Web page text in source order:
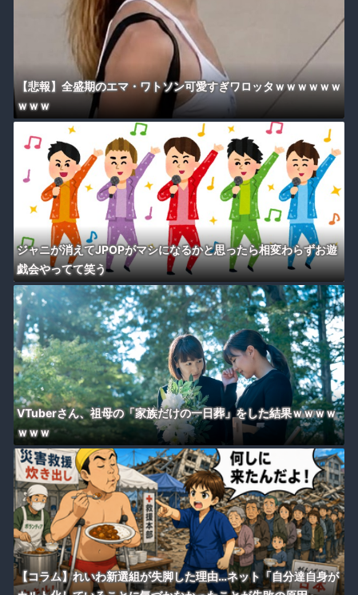
【悲報】全盛期のエマ・ワトソン可愛すぎワロッタｗｗｗｗｗｗ
ｗｗｗ
ジャニが消えてJPOPがマシになるかと思ったら相変わらずお遊
戯会やってて笑う
VTuberさん、祖母の「家族だけの一日葬」をした結果ｗｗｗｗ
ｗｗｗ
【コラム】れいわ新選組が失脚した理由…ネット「自分達自身が